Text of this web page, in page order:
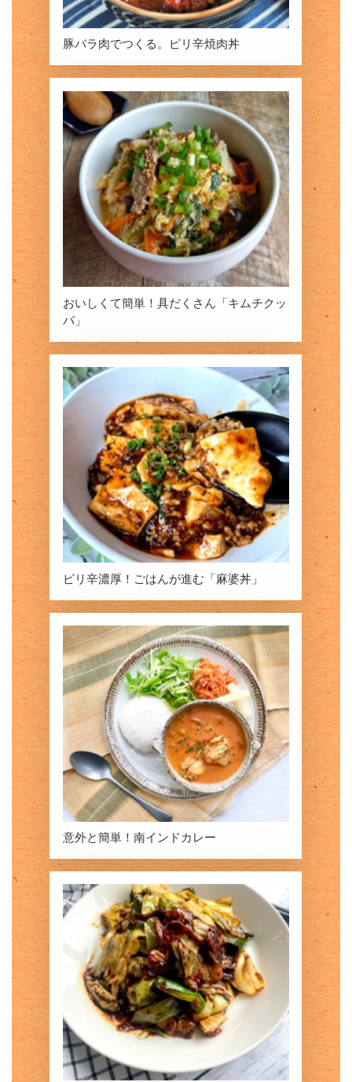
豚バラ肉でつくる。 ピリ辛焼肉丼
おいしくて簡単！ 具だくさん「キムチクッ
パ」
ピリ辛濃厚！ごはんが進む「麻婆丼」
意外と簡単！ 南インドカレー